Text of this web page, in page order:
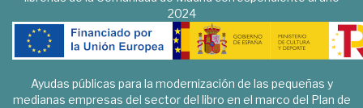
2024
Ayudas públicas para la modernización de las pequeñas y
medianas empresas del sector del libro en el marco del Plan de